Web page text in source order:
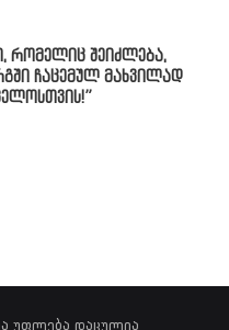
რომელიც შეიძლება,
ჩაცემულ მახვილად
უფლება დაცულია